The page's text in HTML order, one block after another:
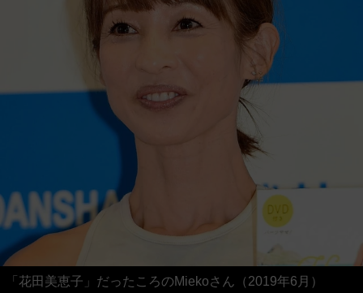
「花田美恵子」だったころのMiekoさん（2019年6月）